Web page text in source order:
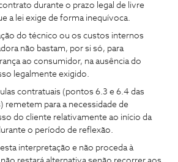
durante o prazo legal de livre
a lei exige de forma inequívoca.
do técnico ou os custos internos
não bastam, por si só, para
ao consumidor, na ausência do
legalmente exigido.
contratuais (pontos 6.3 e 6.4 das
remetem para a necessidade de
do cliente relativamente ao início da
o período de reflexão.
interpretação e não proceda à